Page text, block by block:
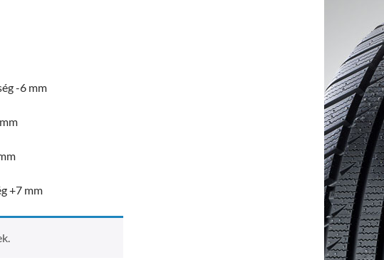
-6 mm
+7 mm